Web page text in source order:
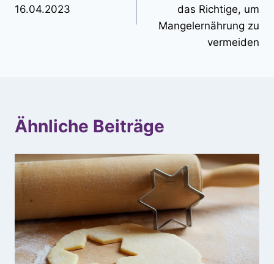
16.04.2023
das Richtige, um
Mangelernährung zu
vermeiden
Ähnliche Beiträge